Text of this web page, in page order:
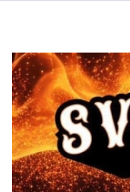
un praktisko
kā mākslas
Vidus ielā 7,
piedāvājam
paņēmiens tautas
Otējuma